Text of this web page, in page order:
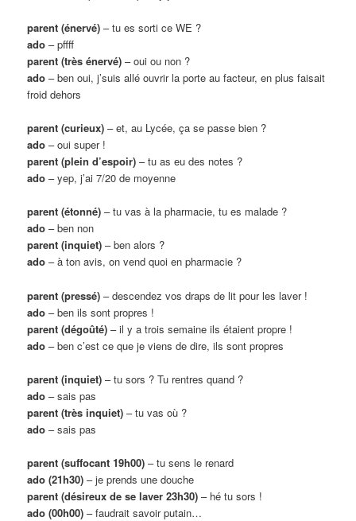
parent (énervé) – tu es sorti ce WE ?
ado – pffff
parent (très énervé) – oui ou non ?
ado – ben oui, j’suis allé ouvrir la porte au facteur, en plus faisait
froid dehors
parent (curieux) – et, au Lycée, ça se passe bien ?
ado – oui super !
parent (plein d’espoir) – tu as eu des notes ?
ado – yep, j’ai 7/20 de moyenne
parent (étonné) – tu vas à la pharmacie, tu es malade ?
ado – ben non
parent (inquiet) – ben alors ?
ado – à ton avis, on vend quoi en pharmacie ?
parent (pressé) – descendez vos draps de lit pour les laver !
ado – ben ils sont propres !
parent (dégoûté) – il y a trois semaine ils étaient propre !
ado – ben c’est ce que je viens de dire, ils sont propres
parent (inquiet) – tu sors ? Tu rentres quand ?
ado – sais pas
parent (très inquiet) – tu vas où ?
ado – sais pas
parent (suffocant 19h00) – tu sens le renard
ado (21h30) – je prends une douche
parent (désireux de se laver 23h30) – hé tu sors !
ado (00h00) – faudrait savoir putain…